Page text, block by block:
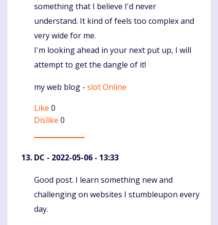
something that I believe I'd never
understand. It kind of feels too complex and
very wide for me.
I'm looking ahead in your next put up, I will
attempt to get the dangle of it!
my web blog - slot Online
Like 0
Dislike 0
DC - 2022-05-06 - 13:33
Komentaras
Good post. I learn something new and
challenging on websites I stumbleupon every
day.